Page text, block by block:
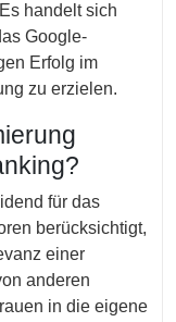
handelt sich
Google-
Erfolg im
zu erzielen.
für das
berücksichtigt,
einer
anderen
in die eigene